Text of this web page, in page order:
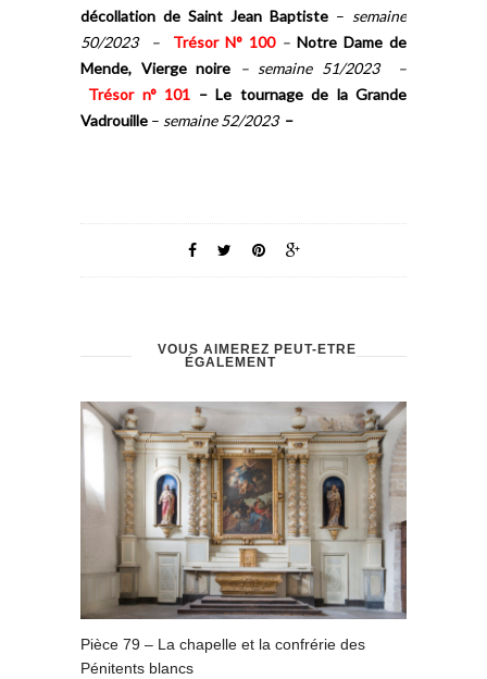
décollation de Saint Jean Baptiste – semaine
50/2023 – Trésor N° 100 – Notre Dame de
Mende, Vierge noire
– semaine 51/2023 –
Trésor n° 101 –Le tournage de la Grande
Vadrouille – semaine 52/2023 –
VOUS AIMEREZ PEUT-ÊTRE
ÉGALEMENT
Pièce 79 – La chapelle et la confrérie des
Pénitents blancs